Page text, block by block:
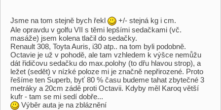
Jsme na tom stejně bych řekl
+/- stejná kg i cm.
Ale opravdu v golfu VII s těmi lepšími sedačkami (vč.
masáže) jsem kolena tlačil do sedačky.
Renault 308, Toyta Auris, i30 atp.. na tom byli podobně.
Octavie je už v pohodě, ale tam vzhledem k výšce nemůžu
dát řidičovu sedačku do max.polohy (to dřu hlavou strop), a
ležet (sedět) v nízké poloze mi je značně nepřirozené. Proto
řešíme ten Superb, byť 80 % času budeme tahat zbytečné 3
metráky a 20cm zádě proti Octavii. Kdyby měl Karoq větší
kufr - tam se mi sedí dobře...
Výběr auta je na zbláznění